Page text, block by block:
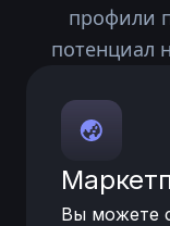
профили
потенциал
Вы можете